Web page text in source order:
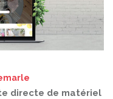
directe de matériel